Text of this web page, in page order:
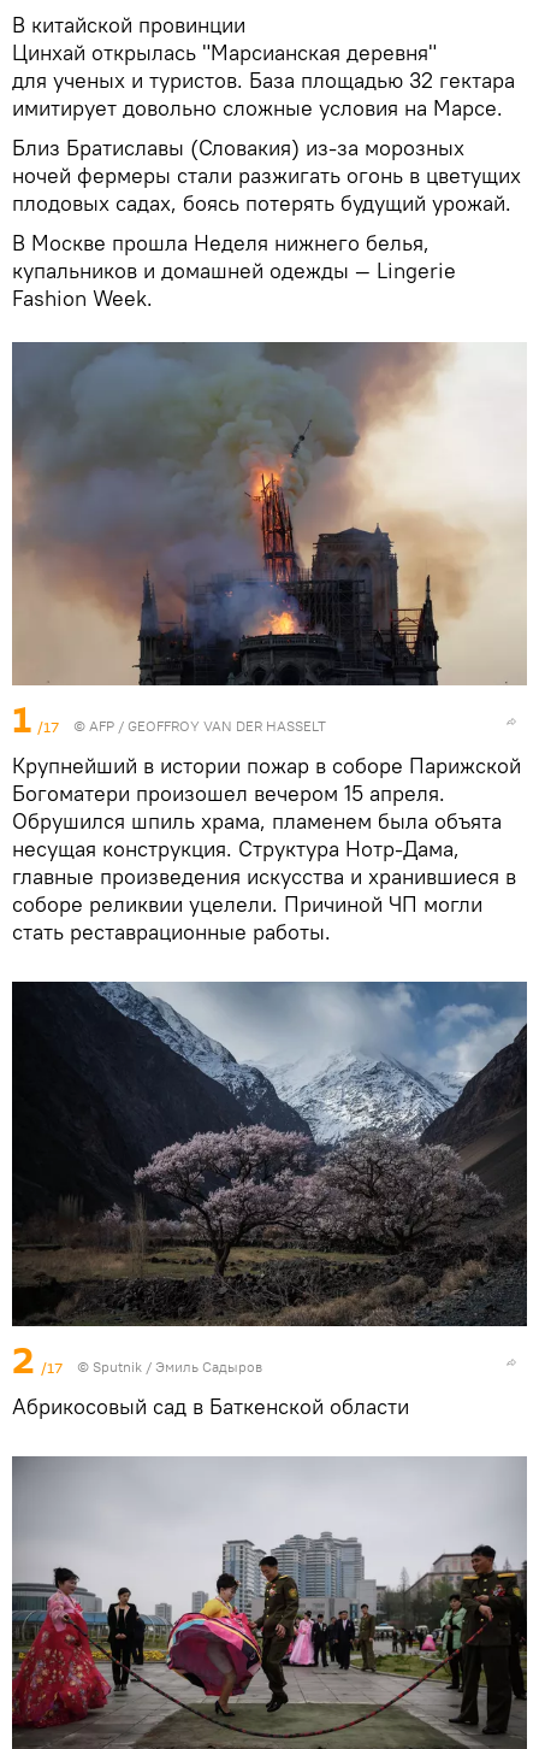
В китайской провинции
Цинхай открылась "Марсианская деревня"
для ученых и туристов. База площадью 32 гектара
имитирует довольно сложные условия на Марсе.
Близ Братиславы (Словакия) из-за морозных
ночей фермеры стали разжигать огонь в цветущих
плодовых садах, боясь потерять будущий урожай.
В Москве прошла Неделя нижнего белья,
купальников и домашней одежды — Lingerie
Fashion Week.
1 /17 © AFP / GEOFFROY VAN DER HASSELT
Крупнейший в истории пожар в соборе Парижской
Богоматери произошел вечером 15 апреля.
Обрушился шпиль храма, пламенем была объята
несущая конструкция. Структура Нотр-Дама,
главные произведения искусства и хранившиеся в
соборе реликвии уцелели. Причиной ЧП могли
стать реставрационные работы.
2 /17 © Sputnik / Эмиль Садыров
Абрикосовый сад в Баткенской области